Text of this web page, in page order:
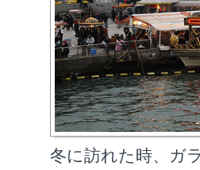
冬に訪れた時、ガ